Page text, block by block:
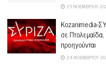
25 ΝΟΕΜΒΡΊΟΥ
Kozanimedia-
σε
προηγούνται
24 ΝΟΕΜΒΡΊΟΥ